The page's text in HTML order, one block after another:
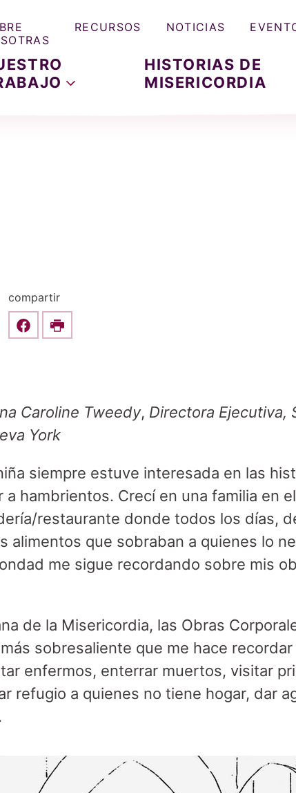
HISTORIAS DE
MISERICORDIA
RECURSOS NOTICIAS
compartir
Share this on Facebook
Print
Caroline Tweedy, Directora Ejecutiva,
York
siempre estuve interesada en las
a hambrientos. Crecí en una familia en
restaurante donde todos los días,
alimentos que sobraban a quienes lo
me sigue recordando sobre mis
de la Misericordia, las Obras
sobresaliente que me hace
enfermos, enterrar muertos, visitar
refugio a quienes no tiene hogar, dar